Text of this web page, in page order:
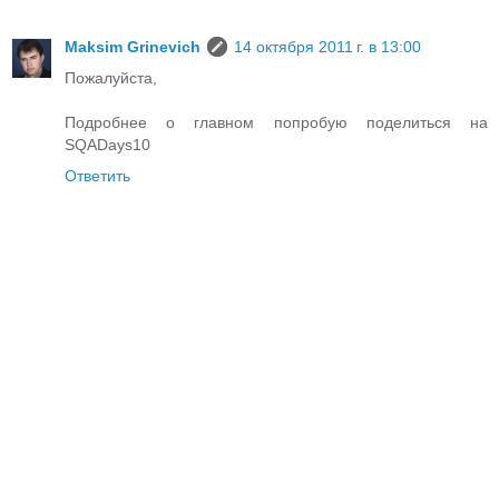
Maksim Grinevich
14 октября 2011 г. в 13:00
Пожалуйста,
Подробнее о главном попробую поделиться на
SQADays10
Ответить